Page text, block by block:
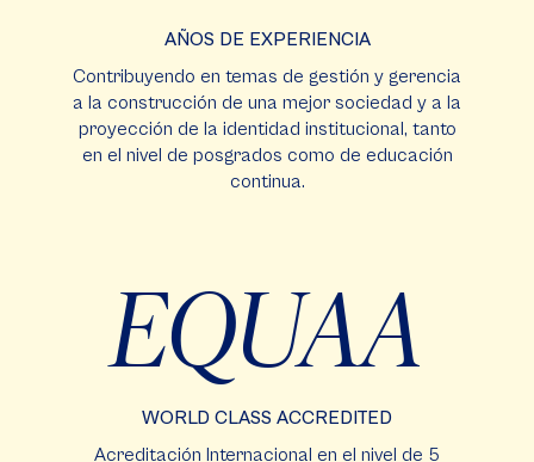
AÑOS DE EXPERIENCIA
Contribuyendo en temas de gestión y gerencia
a la construcción de una mejor sociedad y a la
proyección de la identidad institucional, tanto
en el nivel de posgrados como de educación
continua.
EQUAA
WORLD CLASS ACCREDITED
Acreditación Internacional en el nivel de 5